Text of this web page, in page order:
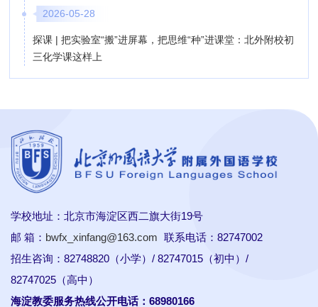
2026-05-28
探课 | 把实验室“搬”进屏幕，把思维“种”进课堂：北外附校初
三化学课这样上
学校地址：北京市海淀区西二旗大街19号
邮 箱： bwfx_xinfang@163.com 联系电话：82747002
招生咨询：82748820（小学）/ 82747015（初中）/
82747025（高中）
海淀教委服务热线公开电话：68980166